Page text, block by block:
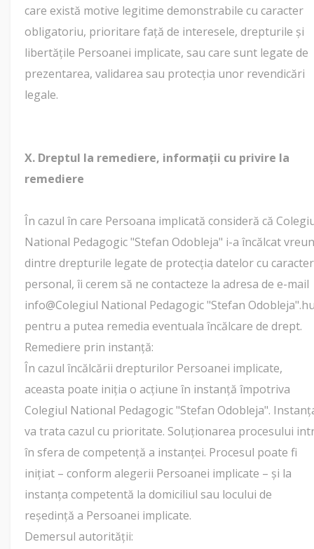
care există motive legitime demonstrabile cu caracter
obligatoriu, prioritare față de interesele, drepturile și
libertățile Persoanei implicate, sau care sunt legate de
prezentarea, validarea sau protecția unor revendicări
legale.
X. Dreptul la remediere, informații cu privire la
remediere
În cazul în care Persoana implicată consideră că
National Pedagogic "Stefan Odobleja" i-a încălcat
dintre drepturile legate de protecția datelor cu caracter
personal, îi cerem să ne contacteze la adresa de e-mail
info@Colegiul National Pedagogic "Stefan
pentru a putea remedia eventuala încălcare de drept.
Remediere prin instanță:
În cazul încălcării drepturilor Persoanei implicate,
aceasta poate iniția o acțiune în instanță împotriva
Colegiul National Pedagogic "Stefan Odobleja".
va trata cazul cu prioritate. Soluționarea procesului
în sfera de competență a instanței. Procesul poate fi
inițiat – conform alegerii Persoanei implicate – și la
instanța competentă la domiciliul sau locului de
reședință a Persoanei implicate.
Demersul autorității: